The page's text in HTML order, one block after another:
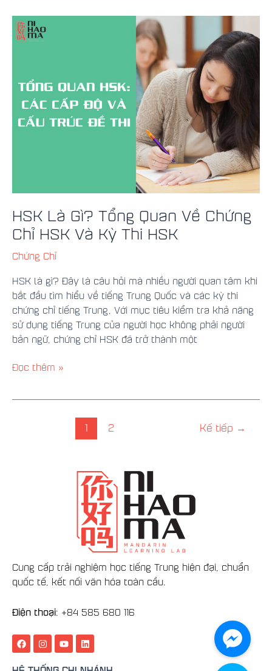
HSK Là Gì? Tổng Quan Về Chứng
Chỉ HSK Và Kỳ Thi HSK
Chứng Chỉ
HSK là gì? Đây là câu hỏi mà nhiều người quan tâm khi
bắt đầu tìm hiểu về tiếng Trung Quốc và các kỳ thi
chứng chỉ tiếng Trung, Với mục tiêu kiểm tra khả năng
sử dụng tiếng Trung của người học không phải người
bản ngữ, chứng chỉ HSK đã trở thành một
HSK
Là
Quan
Về
Chứng
Chỉ
HSK
Đọc thêm »
1 2 Kế tiếp →
Cung cấp trải nghiệm học tiếng Trung hiện đại, chuẩn
quốc tế, kết nối văn hóa toàn cầu.
Điện thoại: +84 585 680 116
F
a
c
e
I
n
s
t
Y
o
u
t
L
i
n
k